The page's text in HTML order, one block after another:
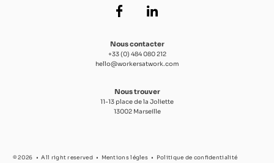
Nous contacter
+33 (0) 484 080 212
hello@workersatwork.com
Nous trouver
11-13 place de la Joliette
13002 Marseille
© 2026 All right reserved Mentions légles Politique de confidentialité